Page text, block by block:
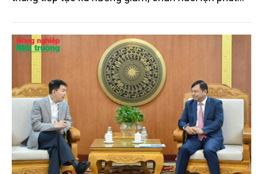
trưởng khá. Diện tích rừng trồng mới và sản lượng
thủy sản đều tăng nhẹ.